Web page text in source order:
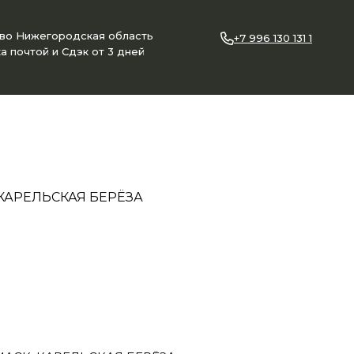
Нижегородская область
почтой и Сдэк от 3 дней
+7 996 130 131 1
БЕРЁЗА